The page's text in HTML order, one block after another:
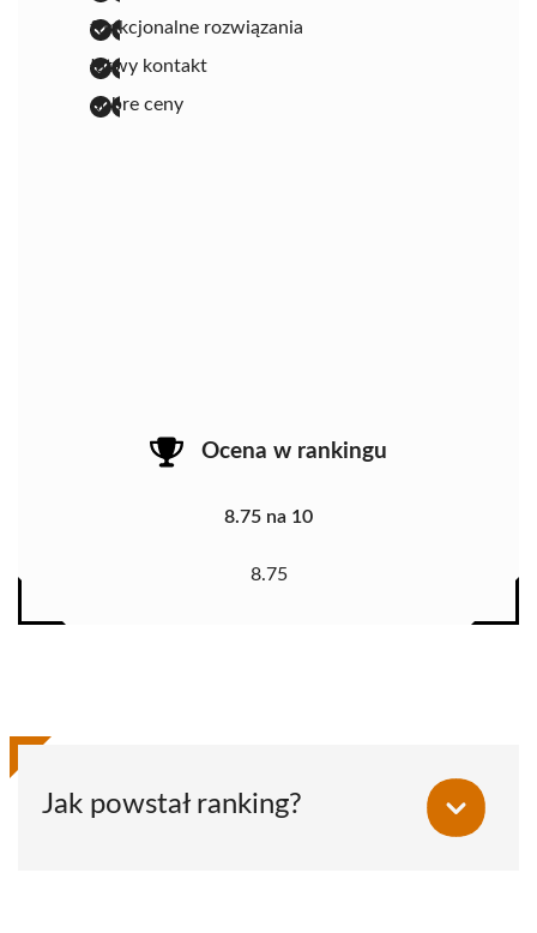
funkcjonalne rozwiązania
łatwy kontakt
dobre ceny
Ocena w rankingu
8.75 na 10
8.75
Jak powstał ranking?